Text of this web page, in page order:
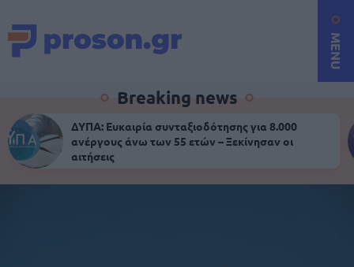
MENU
Breaking news
ΔΥΠΑ: Ευκαιρία συνταξιοδότησης για 8.000
ανέργους άνω των 55 ετών – Ξεκίνησαν οι
αιτήσεις